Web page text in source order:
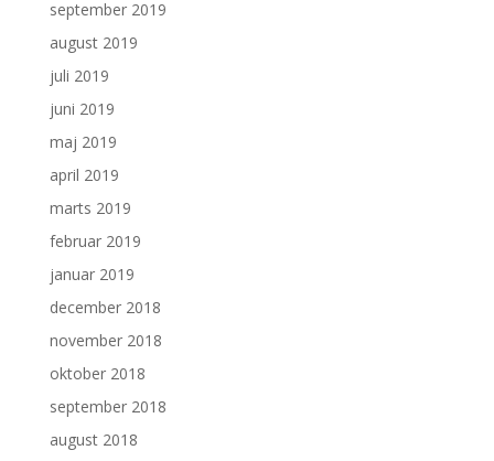
september 2019
august 2019
juli 2019
juni 2019
maj 2019
april 2019
marts 2019
februar 2019
januar 2019
december 2018
november 2018
oktober 2018
september 2018
august 2018